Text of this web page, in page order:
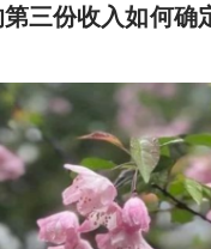
三份收入如何确